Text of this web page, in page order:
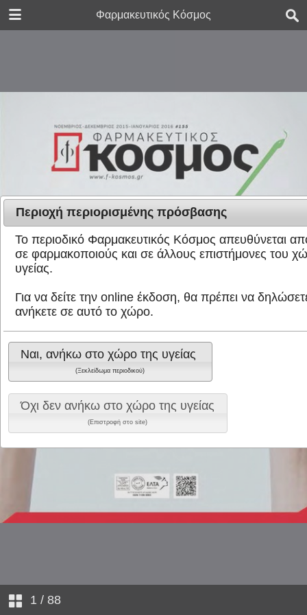
Φαρμακευτικός Κόσμος
1 / 88
Περιοχή περιορισμένης πρόσβασης
Το περιοδικό Φαρμακευτικός Κόσμος απευθύνεται
σε φαρμακοποιούς και σε άλλους επιστήμονες του
υγείας.
Για να δείτε την online έκδοση, θα πρέπει να
ανήκετε σε αυτό το χώρο.
Ναι, ανήκω στο χώρο της υγείας
(Ξεκλείδωμα περιοδικού)
Όχι δεν ανήκω στο χώρο της υγείας
(Επιστροφή στο site)